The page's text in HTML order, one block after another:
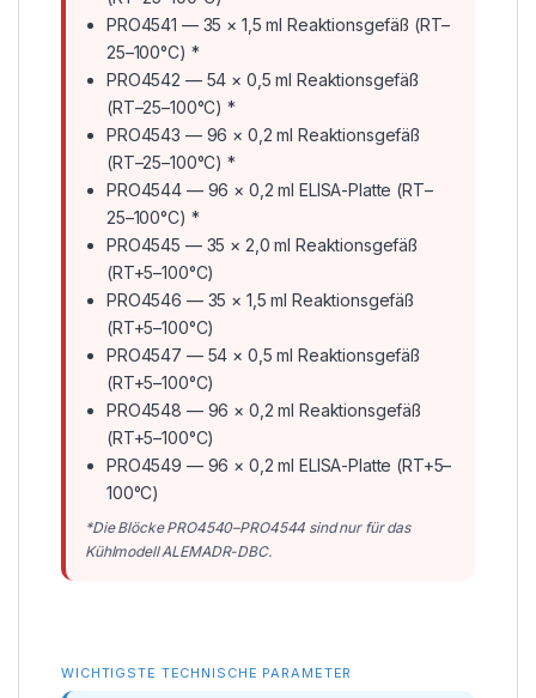
PRO4541 — 35 × 1,5 ml Reaktionsgefäß (RT–
25–100°C) *
PRO4542 — 54 × 0,5 ml Reaktionsgefäß
(RT–25–100°C) *
PRO4543 — 96 × 0,2 ml Reaktionsgefäß
(RT–25–100°C) *
PRO4544 — 96 × 0,2 ml ELISA-Platte (RT–
25–100°C) *
PRO4545 — 35 × 2,0 ml Reaktionsgefäß
(RT+5–100°C)
PRO4546 — 35 × 1,5 ml Reaktionsgefäß
(RT+5–100°C)
PRO4547 — 54 × 0,5 ml Reaktionsgefäß
(RT+5–100°C)
PRO4548 — 96 × 0,2 ml Reaktionsgefäß
(RT+5–100°C)
PRO4549 — 96 × 0,2 ml ELISA-Platte (RT+5–
100°C)
*Die Blöcke PRO4540–PRO4544 sind nur für das
Kühlmodell ALEMADR-DBC.
WICHTIGSTE TECHNISCHE PARAMETER